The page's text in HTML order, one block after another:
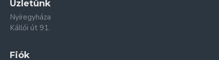
Üzletünk
Nyíregyháza
Kállói út 91.
Fiók